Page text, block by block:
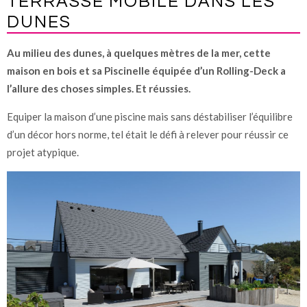
DUNES
Au milieu des dunes, à quelques mètres de la mer, cette
maison en bois et sa Piscinelle équipée d’un Rolling-Deck a
l’allure des choses simples. Et réussies.
Equiper la maison d’une piscine mais sans déstabiliser l’équilibre
d’un décor hors norme, tel était le défi à relever pour réussir ce
projet atypique.